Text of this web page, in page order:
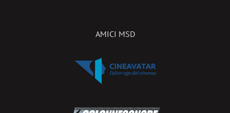
AMICI MSD